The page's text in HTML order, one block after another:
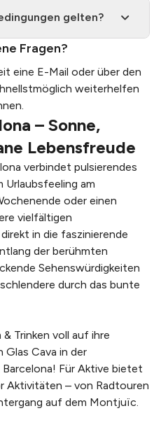
gelten?
Fragen?
eine E-Mail oder über den
weiterhelfen
– Sonne,
Lebensfreude
verbindet pulsierendes
am
oder einen
vielfältigen
in die faszinierende
der berühmten
Sehenswürdigkeiten
durch das bunte
Trinken voll auf ihre
Glas Cava in der
Für Aktive bietet
Aktivitäten – von Radtouren
auf dem Montjuïc.